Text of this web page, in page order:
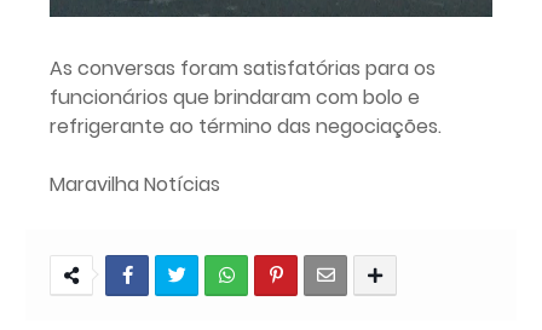
As conversas foram satisfatórias para os
funcionários que brindaram com bolo e
refrigerante ao término das negociações.
Maravilha Notícias